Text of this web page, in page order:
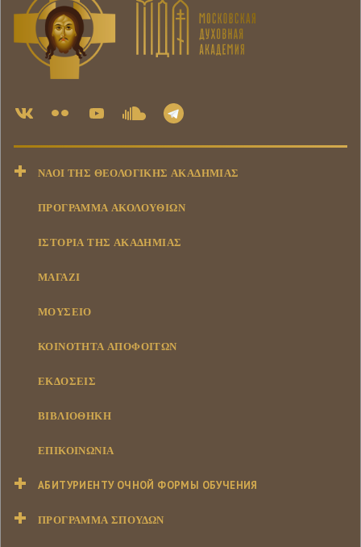
ΝΑΟΊ ΤΗΣ ΘΕΟΛΟΓΙΚΉΣ ΑΚΑΔΗΜΊΑΣ
ΠΡΟΓΡΑΜΜΑ ΑΚΟΛΟΥΘΙΩΝ
ΙΣΤΟΡΊΑ ΤΗΣ ΑΚΑΔΗΜΊΑΣ
ΜΑΓΑΖΊ
ΜΟΥΣΕΊΟ
ΚΟΙΝΌΤΗΤΑ ΑΠΟΦΟΊΤΩΝ
ΕΚΔΌΣΕΙΣ
ΒΙΒΛΙΟΘΉΚΗ
ΕΠΙΚΟΙΝΩΝΊΑ
АБИТУРИЕНТУ ОЧНОЙ ФОРМЫ ОБУЧЕНИЯ
ΠΡΌΓΡΑΜΜΑ ΣΠΟΥΔΏΝ